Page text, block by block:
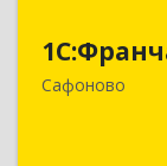
Сафоново